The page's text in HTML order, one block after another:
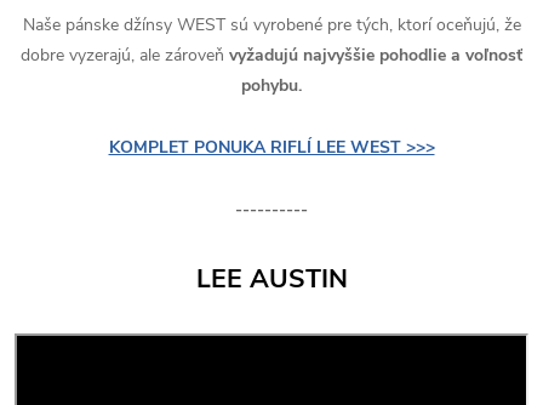
Naše pánske džínsy WEST sú vyrobené pre tých, ktorí oceňujú, že
dobre vyzerajú, ale zároveň vyžadujú najvyššie pohodlie a voľnosť
pohybu.
KOMPLET PONUKA RIFLÍ LEE WEST >>>
----------
LEE AUSTIN